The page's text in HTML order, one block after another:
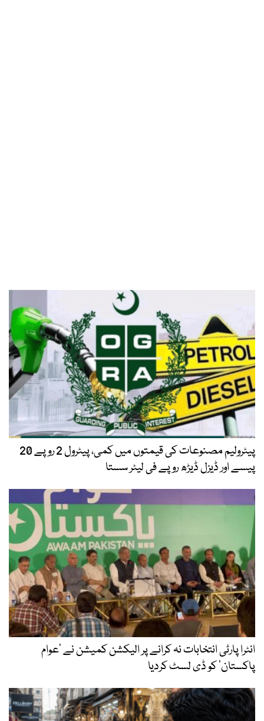
پیٹرولیم مصنوعات کی قیمتوں میں کمی، پیٹرول 2 روپے 20
پیسے اور ڈیزل ڈیڑھ روپے فی لیٹر سستا
انٹرا پارٹی انتخابات نہ کرانے پر الیکشن کمیشن نے ’عوام
پاکستان‘ کو ڈی لسٹ کردیا